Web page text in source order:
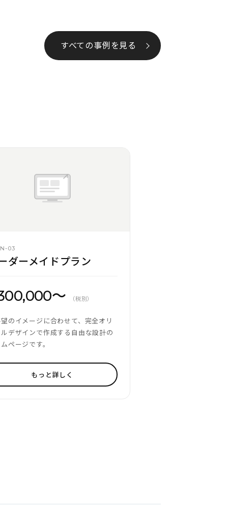
すべての事例を見る
03
ダーメイドプラン
〜 （税別）
のイメージに合わせて、完全オリ
デザインで作成する自由な設計の
ページです。
もっと詳しく